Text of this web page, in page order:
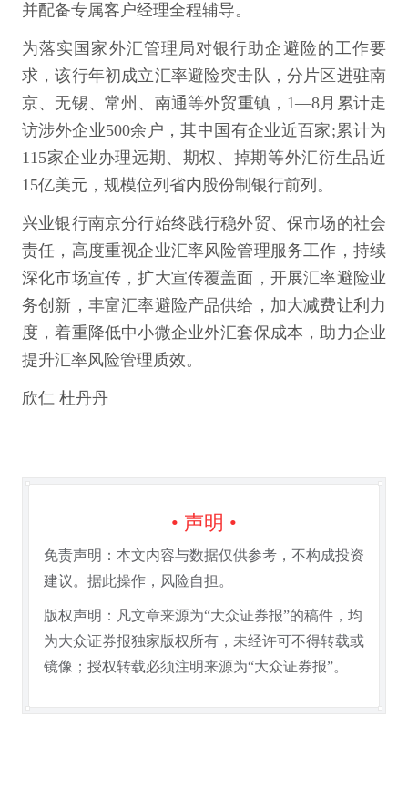
并配备专属客户经理全程辅导。
为落实国家外汇管理局对银行助企避险的工作要
求，该行年初成立汇率避险突击队，分片区进驻南
京、无锡、常州、南通等外贸重镇，1—8月累计走
访涉外企业500余户，其中国有企业近百家;累计为
115家企业办理远期、期权、掉期等外汇衍生品近
15亿美元，规模位列省内股份制银行前列。
兴业银行南京分行始终践行稳外贸、保市场的社会
责任，高度重视企业汇率风险管理服务工作，持续
深化市场宣传，扩大宣传覆盖面，开展汇率避险业
务创新，丰富汇率避险产品供给，加大减费让利力
度，着重降低中小微企业外汇套保成本，助力企业
提升汇率风险管理质效。
欣仁 杜丹丹
• 声明 •
免责声明：本文内容与数据仅供参考，不构成投资
建议。据此操作，风险自担。
版权声明：凡文章来源为“大众证券报”的稿件，均
为大众证券报独家版权所有，未经许可不得转载或
镜像；授权转载必须注明来源为“大众证券报”。